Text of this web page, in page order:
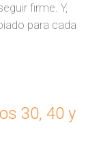
firme. Y,
para cada
30, 40 y